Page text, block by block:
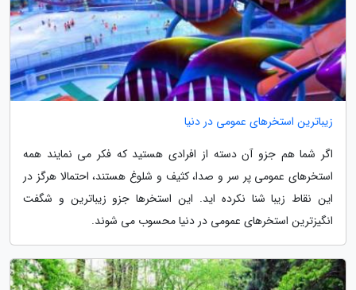
زیباترین استخرهای عمومی در دنیا
اگر شما هم جزو آن دسته از افرادی هستید که فکر می نمایند همه
استخرهای عمومی پر سر و صدا، کثیف و شلوغ هستند، احتمالا هرگز در
این نقاط زیبا شنا نکرده اید. این استخرها جزو زیباترین و شگفت
انگیزترین استخرهای عمومی در دنیا محسوب می شوند.